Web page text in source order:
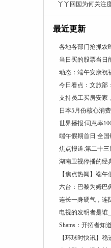
丫丫回国为何关注
高？
最近更新
各地各部门抢抓农
当日买的股票当日
动态：端午安康祝
今日看点：文旅部
支持员工买房安家
日本5月份核心消
世界播报:同意率
端午假期首日 全国
焦点报道:第二十
湖南卫视停播的经
【焦点热闻】端
六台：巴黎为姆巴
连长一身硬气，连
电视的发明者是谁
Shams：开拓者知
【环球时快讯】